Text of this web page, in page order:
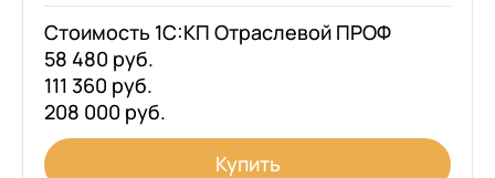
Стоимость 1С:КП Отраслевой ПРОФ
58 480 руб.
111 360 руб.
208 000 руб.
Купить